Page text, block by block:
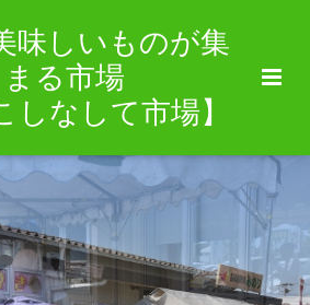
味しいものが集
まる市場
なして市場】